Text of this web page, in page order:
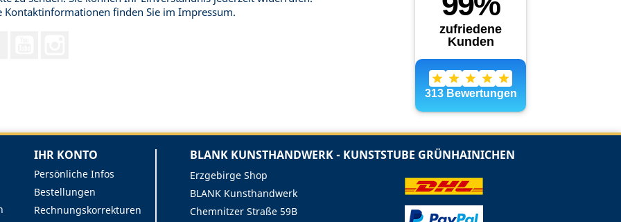
Kontaktinformationen finden Sie im Impressum.
IHR KONTO
Persönliche Infos
Bestellungen
Rechnungskorrekturen
BLANK KUNSTHANDWERK - KUNSTSTUBE GRÜNHAINICHEN
Erzgebirge Shop
BLANK Kunsthandwerk
Chemnitzer Straße 59B